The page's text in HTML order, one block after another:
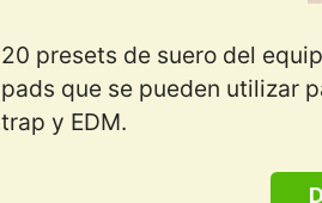
20 presets de suero del
pads que se pueden utilizar
trap y EDM.